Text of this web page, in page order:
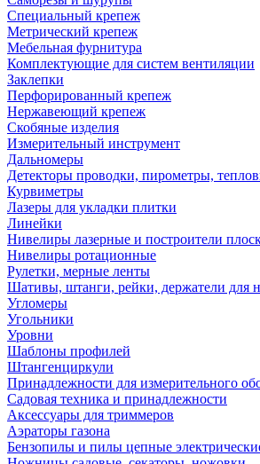
Специальный крепеж
Метрический крепеж
Мебельная фурнитура
Комплектующие для систем вентиляции
Заклепки
Перфорированный крепеж
Нержавеющий крепеж
Скобяные изделия
Измерительный инструмент
Дальномеры
Детекторы проводки, пирометры,
Курвиметры
Лазеры для укладки плитки
Линейки
Нивелиры лазерные и построители
Нивелиры ротационные
Рулетки, мерные ленты
Шативы, штанги, рейки, держатели для
Угломеры
Угольники
Уровни
Шаблоны профилей
Штангенциркули
Принадлежности для измерительного
Садовая техника и принадлежности
Аксессуары для триммеров
Аэраторы газона
Бензопилы и пилы цепные